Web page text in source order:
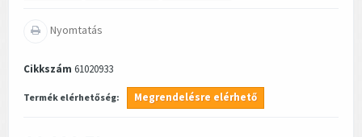
Nyomtatás
Cikkszám 61020933
Termék elérhetőség: Megrendelésre elérhető